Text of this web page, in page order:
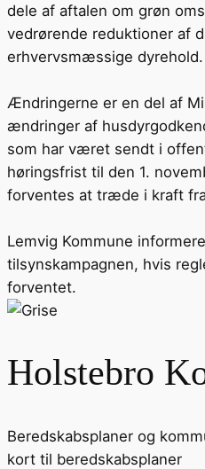
dele af aftalen om grøn
vedrørende reduktioner af
erhvervsmæssige dyrehold.
Ændringerne er en del af
ændringer af
som har været sendt i
høringsfrist til den 1.
forventes at træde i kraft
Lemvig Kommune
tilsynskampagnen, hvis
forventet.
Holstebro
Beredskabsplaner og
kort til beredskabsplaner